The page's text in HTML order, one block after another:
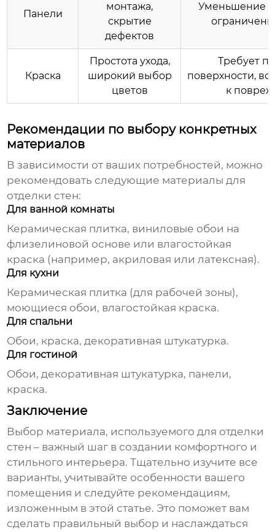
Панели
монтажа,
скрытие
дефектов
Уменьшение
Краска
Простота ухода,
широкий выбор
цветов
Требует
поверхности,
к
Рекомендации по выбору конкретных
материалов
В зависимости от ваших потребностей, можно
рекомендовать следующие материалы для
отделки стен:
Для ванной комнаты
Керамическая плитка, виниловые обои на
флизелиновой основе или влагостойкая
краска (например, акриловая или латексная).
Для кухни
Керамическая плитка (для рабочей зоны),
моющиеся обои, влагостойкая краска.
Для спальни
Обои, краска, декоративная штукатурка.
Для гостиной
Обои, декоративная штукатурка, панели,
краска.
Заключение
Выбор материала, используемого для отделки
стен – важный шаг в создании комфортного и
стильного интерьера. Тщательно изучите все
варианты, учитывайте особенности вашего
помещения и следуйте рекомендациям,
изложенным в этой статье. Это поможет вам
сделать правильный выбор и наслаждаться